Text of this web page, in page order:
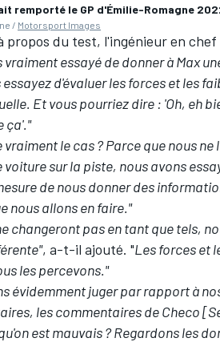
remporté le GP d'Émilie-Romagne
/ Motorsport Images
propos du test, l'ingénieur en
vraiment essayé de donner à Max
d'évaluer les forces et les
Et vous pourriez dire : 'Oh, eh
ça'."
le cas ? Parce que nous
sur la piste, nous avons
de nous donner des
nous allons en faire."
changeront pas en tant que tels,
, a-t-il ajouté. "Les forces et
les percevons."
évidemment juger par rapport à
les commentaires de Checo
est mauvais ?Regardons les